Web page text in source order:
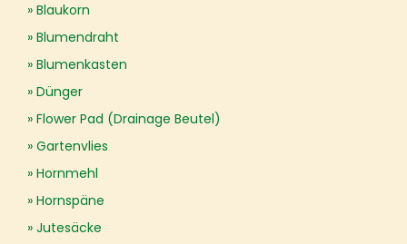
Blaukorn
Blumendraht
Blumenkasten
Dünger
Flower Pad (Drainage Beutel)
Gartenvlies
Hornmehl
Hornspäne
Jutesäcke